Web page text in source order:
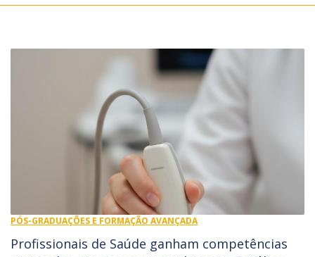
PÓS-GRADUAÇÕES E FORMAÇÃO AVANÇADA
Profissionais de Saúde ganham competências